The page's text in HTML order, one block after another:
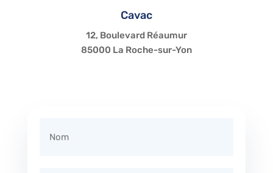
Cavac
12, Boulevard Réaumur
85000 La Roche-sur-Yon